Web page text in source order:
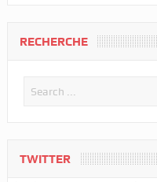
RECHERCHE
TWITTER